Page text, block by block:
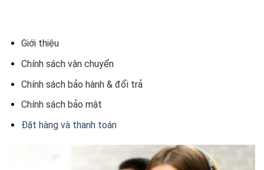
Giới thiệu
Chính sách vận chuyển
Chính sách bảo hành & đổi trả
Chính sách bảo mật
Đặt hàng và thanh toán